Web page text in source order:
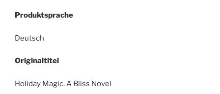
Produktsprache
Deutsch
Originaltitel
Holiday Magic. A Bliss Novel